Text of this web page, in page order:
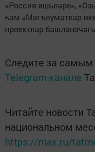
«Россия яшьләре»,
һәм «Мәгълүматлар
проектлар
Следите за
Telegram-канале
Читайте новости
национальном
https://max.ru/